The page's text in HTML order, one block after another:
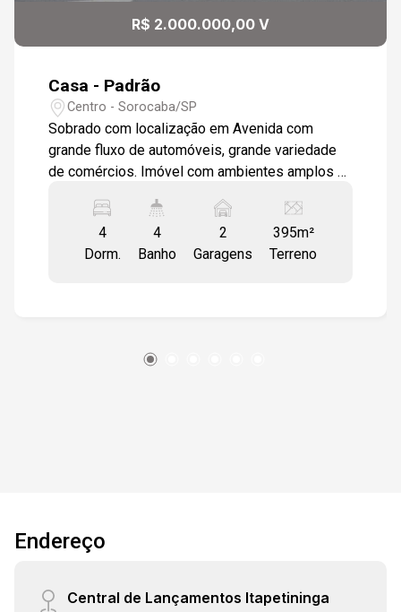
R$ 2.000.000,00 V
Casa - Padrão
Centro - Sorocaba/SP
Sobrado com localização em Avenida com
grande fluxo de automóveis, grande variedade
de comércios. Imóvel com ambientes amplos e
copa cozinha grande, lavanderia, 4 quartos, 4
banheiros.
4
Dorm.
4
Banho
2
Garagens
395m²
Terreno
Endereço
Central de Lançamentos Itapetininga